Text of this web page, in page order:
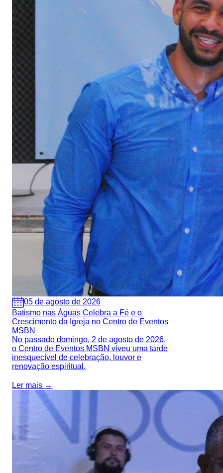
05 de agosto de 2026
Batismo nas Águas Celebra a Fé e o
Crescimento da Igreja no Centro de Eventos
MSBN
No passado domingo, 2 de agosto de 2026,
o Centro de Eventos MSBN viveu uma tarde
inesquecível de celebração, louvor e
renovação espiritual.
Ler mais →